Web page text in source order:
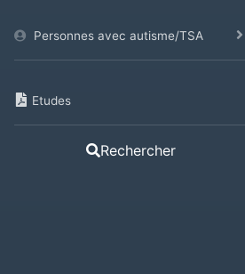
Personnes avec autisme/TSA
Etudes
Rechercher